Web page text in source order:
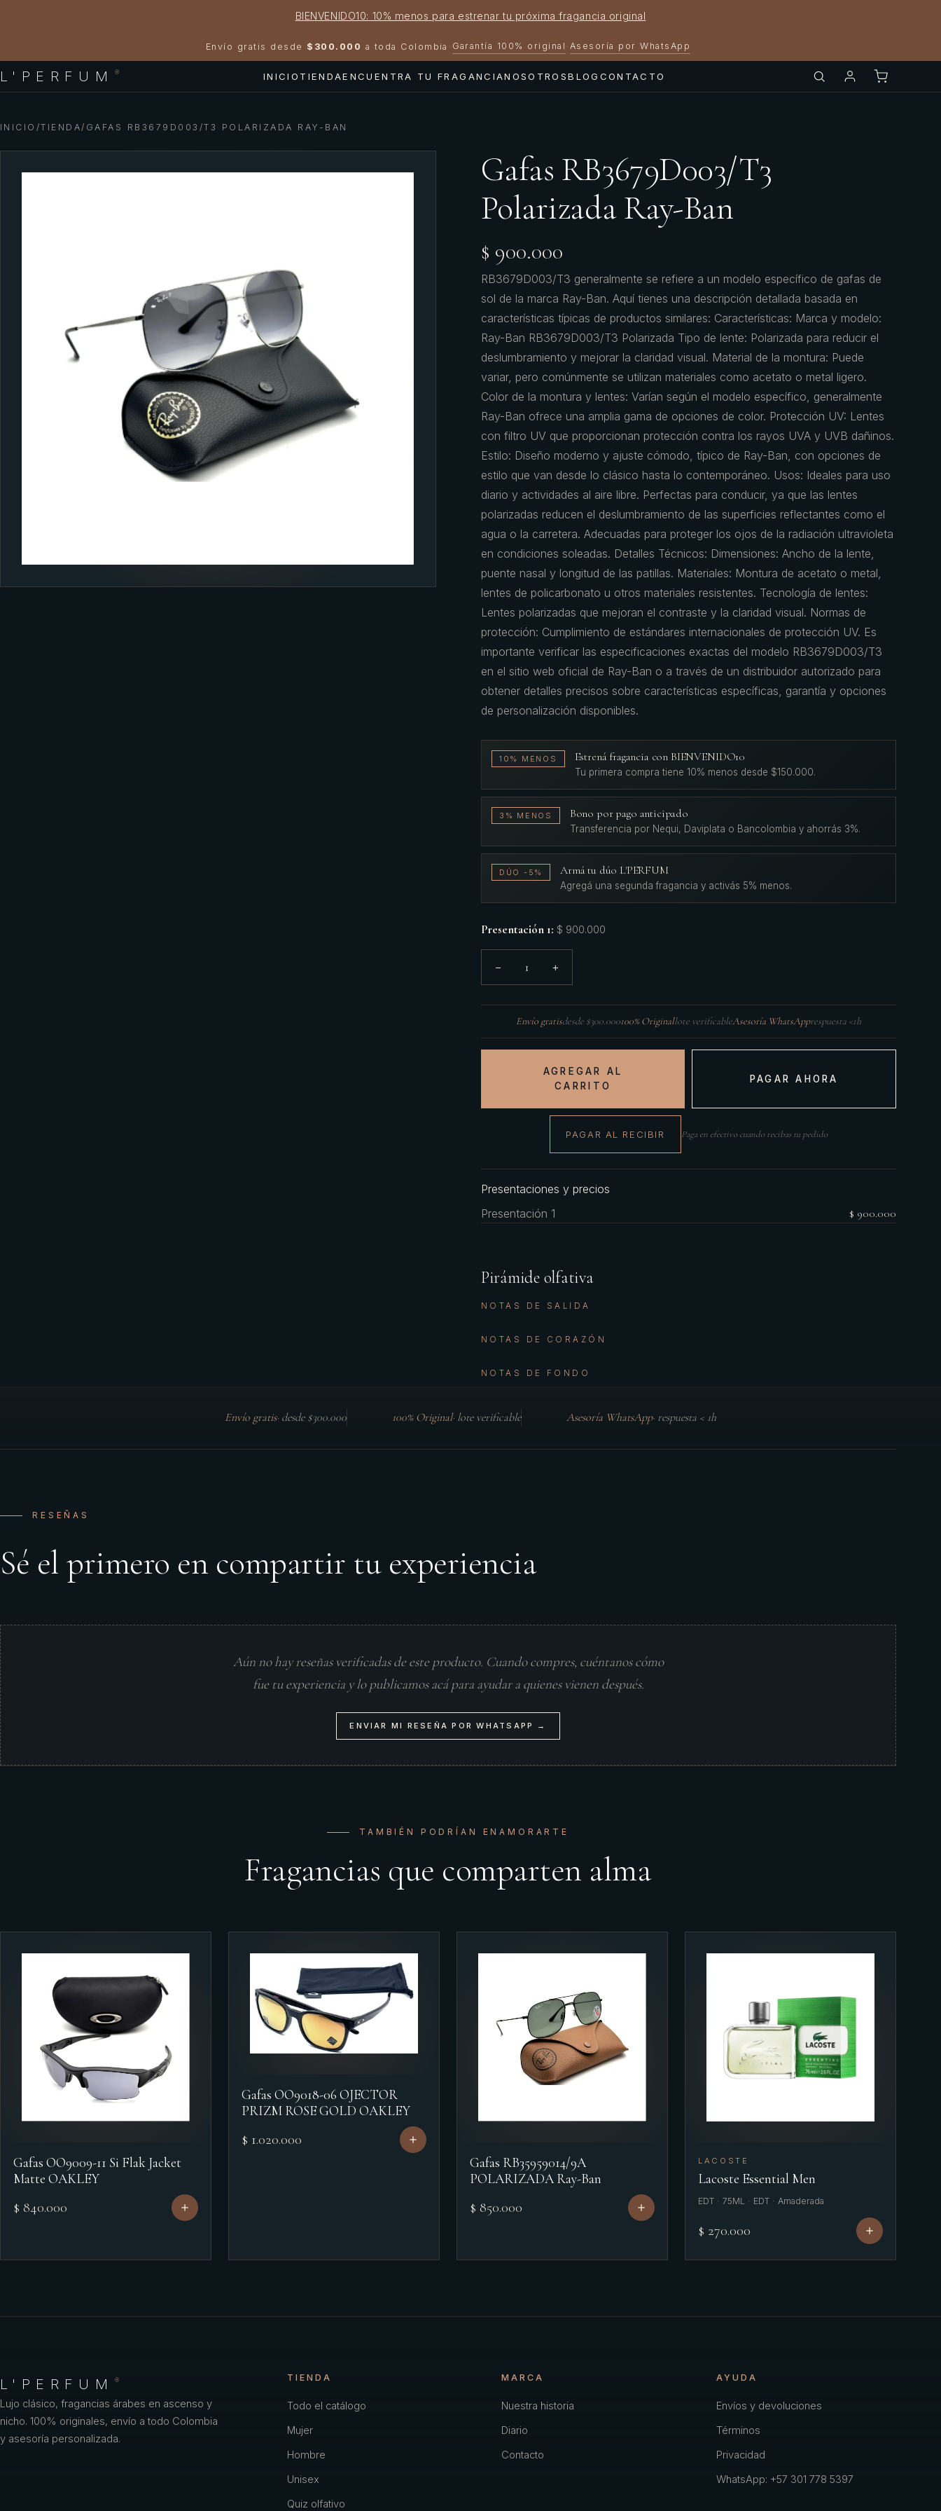
BIENVENIDO10: 10% menos para estrenar tu próxima fragancia original
Envío gratis desde $300.000 a toda Colombia · Garantía 100% original · Asesoría por WhatsApp
L'PERFUM ® INICIO TIENDAENCUENTRA TU FRAGANCIANOSOTROSBLOG CONTACTO
INICIO /TIENDA/ GAFAS RB3679D003/T3 POLARIZADA RAY-BAN
Gafas RB3679D003/T3
Polarizada Ray-Ban
$ 900.000
RB3679D003/T3 generalmente se refiere a un modelo específico de gafas de
sol de la marca Ray-Ban. Aquí tienes una descripción detallada basada en
características típicas de productos similares: Características: Marca y modelo:
Ray-Ban RB3679D003/T3 Polarizada Tipo de lente: Polarizada para reducir el
deslumbramiento y mejorar la claridad visual. Material de la montura: Puede
variar, pero comúnmente se utilizan materiales como acetato o metal ligero.
Color de la montura y lentes: Varían según el modelo específico, generalmente
Ray-Ban ofrece una amplia gama de opciones de color. Protección UV: Lentes
con filtro UV que proporcionan protección contra los rayos UVA y UVB dañinos.
Estilo: Diseño moderno y ajuste cómodo, típico de Ray-Ban, con opciones de
estilo que van desde lo clásico hasta lo contemporáneo. Usos: Ideales para uso
diario y actividades al aire libre. Perfectas para conducir, ya que las lentes
polarizadas reducen el deslumbramiento de las superficies reflectantes como el
agua o la carretera. Adecuadas para proteger los ojos de la radiación ultravioleta
en condiciones soleadas. Detalles Técnicos: Dimensiones: Ancho de la lente,
puente nasal y longitud de las patillas. Materiales: Montura de acetato o metal,
lentes de policarbonato u otros materiales resistentes. Tecnología de lentes:
Lentes polarizadas que mejoran el contraste y la claridad visual. Normas de
protección: Cumplimiento de estándares internacionales de protección UV. Es
importante verificar las especificaciones exactas del modelo RB3679D003/T3
en el sitio web oficial de Ray-Ban o a través de un distribuidor autorizado para
obtener detalles precisos sobre características específicas, garantía y opciones
de personalización disponibles.
10% MENOS Estrená fragancia con BIENVENIDO10
Tu primera compra tiene 10% menos desde $150.000.
3% MENOS Bono por pago anticipado
Transferencia por Nequi, Daviplata o Bancolombia y ahorrás 3%.
DÚO -5% Armá tu dúo L'PERFUM
Agregá una segunda fragancia y activás 5% menos.
Presentación 1: $ 900.000
− 1 +
Envío gratisdesde $300.000100% Originallote verificableAsesoría WhatsApprespuesta <1h
AGREGAR AL
CARRITO
PAGAR AHORA
PAGAR AL RECIBIR Paga en efectivo cuando recibas tu pedido
Presentaciones y precios
Presentación 1
$ 900.000
Pirámide olfativa
NOTAS DE SALIDA
NOTAS DE CORAZÓN
NOTAS DE FONDO
Envío gratis· desde $300.000 100% Original· lote verificable Asesoría WhatsApp· respuesta < 1h
RESEÑAS
Sé el primero en compartir tu experiencia
Aún no hay reseñas verificadas de este producto. Cuando compres, cuéntanos cómo
fue tu experiencia y lo publicamos acá para ayudar a quienes vienen después.
ENVIAR MI RESEÑA POR WHATSAPP →
TAMBIÉN PODRÍAN ENAMORARTE
Fragancias que comparten alma
Gafas OO9009-11 Si Flak Jacket
Matte OAKLEY
$ 840.000
Gafas OO9018-06 OJECTOR
PRIZM ROSE GOLD OAKLEY
$ 1.020.000
Gafas RB35959014/9A
POLARIZADA Ray-Ban
$ 850.000
LACOSTE
Lacoste Essential Men
EDT · 75ML · EDT · Amaderada
$ 270.000
L'PERFUM ®
Lujo clásico, fragancias árabes en ascenso y
nicho. 100% originales, envío a todo Colombia
y asesoría personalizada.
TIENDA
Todo el catálogo
Mujer
Hombre
Unisex
Quiz olfativo
MARCA
Nuestra historia
Diario
Contacto
AYUDA
Envíos y devoluciones
Términos
Privacidad
WhatsApp: +57 301 778 5397